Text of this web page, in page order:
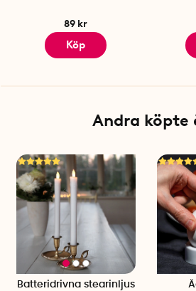
89 kr
Köp
Andra köpte
Batteridrivna stearinljus